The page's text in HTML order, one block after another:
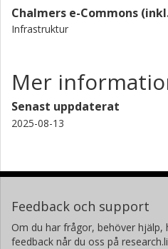
Chalmers e-Commons (inkl.
Infrastruktur
Mer
Senast uppdaterat
2025-08-13
Feedback och support
Om du har frågor, behöver hjälp,
feedback når du oss på